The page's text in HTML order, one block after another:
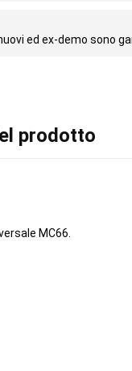
ed ex-demo sono
prodotto
MC66.